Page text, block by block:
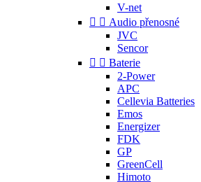
V-net
  Audio přenosné
JVC
Sencor
  Baterie
2-Power
APC
Cellevia Batteries
Emos
Energizer
FDK
GP
GreenCell
Himoto